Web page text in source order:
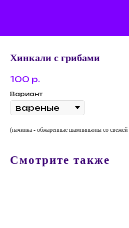
Хинкали с грибами
100 р.
Вариант
(начинка - обжаренные шампиньоны со свежей
Смотрите также